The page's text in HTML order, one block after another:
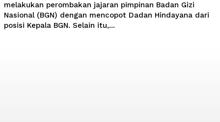
melakukan perombakan jajaran pimpinan Badan Gizi
Nasional (BGN) dengan mencopot Dadan Hindayana dari
posisi Kepala BGN. Selain itu,...